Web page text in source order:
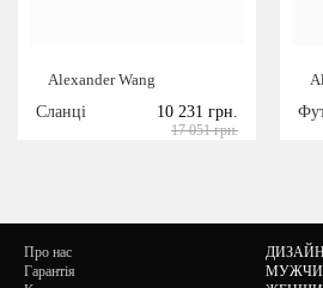
Alexander Wang
Сланці
10 231 грн.
17 051 грн.
Про нас
Гарантія